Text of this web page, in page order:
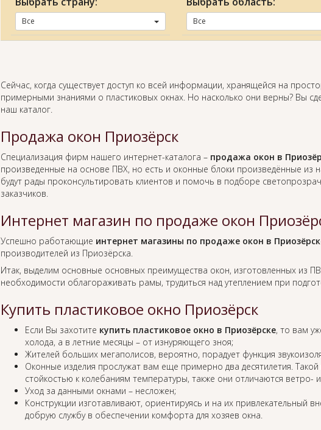
Все Все
Сейчас, когда существует доступ ко всей информации, хранящейся на
примерными знаниями о пластиковых окнах. Но насколько они верны? Вы
наш каталог.
Продажа окон Приозёрск
Специализация фирм нашего интернет-каталога – продажа окон в
произведенные на основе ПВХ, но есть и оконные блоки произведённые из
будут рады проконсультировать клиентов и помочь в подборе
заказчиков.
Интернет магазин по продаже окон
Успешно работающие интернет магазины по продаже окон в
производителей из Приозёрска.
Итак, выделим основные основных преимущества окон, изготовленных из
необходимости облагораживать рамы, трудиться над утеплением при
Купить пластиковое окно Приозёрск
Если Вы захотите купить пластиковое окно в Приозёрске, то вам
холода, а в летние месяцы – от изнуряющего зноя;
Жителей больших мегаполисов, вероятно, порадует функция
Оконные изделия прослужат вам еще примерно два десятилетия.
стойкостью к колебаниям температуры, также они отличаются ветро-
Уход за данными окнами – несложен;
Конструкции изготавливают, ориентируясь и на их привлекательный
добрую службу в обеспечении комфорта для хозяев окна.